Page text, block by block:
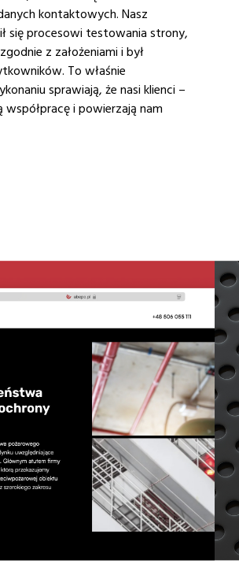
kontaktowych. Nasz
się procesowi testowania strony,
z założeniami i był
To właśnie
sprawiają, że nasi klienci –
współpracę i powierzają nam